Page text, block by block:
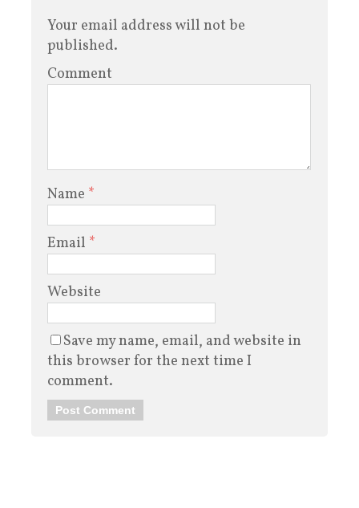
Your email address will not be
published.
Comment
Name *
Email *
Website
Save my name, email, and website in
this browser for the next time I
comment.